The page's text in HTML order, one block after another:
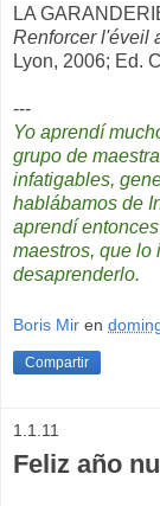
LA
Renforcer l'éveil
Lyon, 2006; Ed.
---
Yo aprendí
grupo de
infatigables,
hablábamos de
aprendí
maestros, que lo
desaprenderlo.
Boris Mir en
Compartir
1.1.11
Feliz año